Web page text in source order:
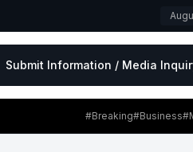
Submit Information / Media
#Breaking#Business